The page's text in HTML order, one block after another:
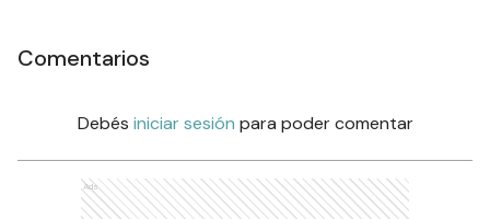
Comentarios
Debés iniciar sesión para poder comentar
Ads